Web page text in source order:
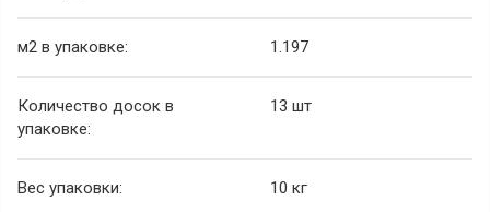
м2 в упаковке: 1.197
Количество досок в
упаковке:
13 шт
Вес упаковки: 10 кг